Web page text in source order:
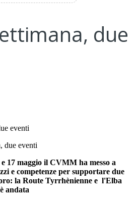
due
eventi
17 maggio il CVMM ha messo a
e competenze per supportare due
la Route Tyrrhènienne e l'Elba
andata